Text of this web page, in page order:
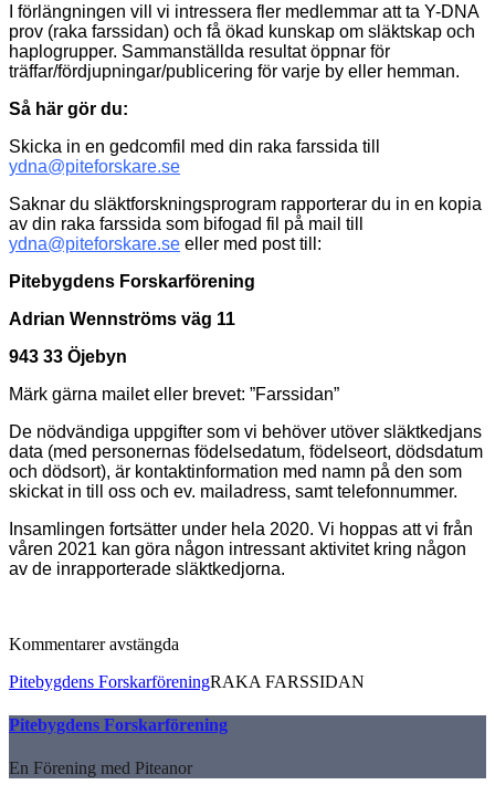
I förlängningen vill vi intressera fler medlemmar att ta Y-DNA
prov (raka farssidan) och få ökad kunskap om släktskap och
haplogrupper. Sammanställda resultat öppnar för
träffar/fördjupningar/publicering för varje by eller hemman.
Så här gör du:
Skicka in en gedcomfil med din raka farssida till
ydna@piteforskare.se
Saknar du släktforskningsprogram rapporterar du in en kopia
av din raka farssida som bifogad fil på mail till
ydna@piteforskare.se eller med post till:
Pitebygdens Forskarförening
Adrian Wennströms väg 11
943 33 Öjebyn
Märk gärna mailet eller brevet: ”Farssidan”
De nödvändiga uppgifter som vi behöver utöver släktkedjans
data (med personernas födelsedatum, födelseort, dödsdatum
och dödsort), är kontaktinformation med namn på den som
skickat in till oss och ev. mailadress, samt telefonnummer.
Insamlingen fortsätter under hela 2020. Vi hoppas att vi från
våren 2021 kan göra någon intressant aktivitet kring någon
av de inrapporterade släktkedjorna.
Kommentarer avstängda
Pitebygdens ForskarföreningRAKA FARSSIDAN
Pitebygdens Forskarförening
En Förening med Piteanor